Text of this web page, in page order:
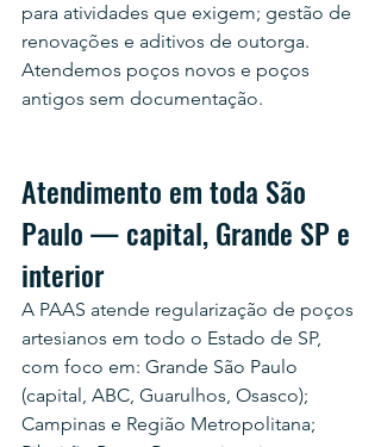
para atividades que exigem; gestão de
renovações e aditivos de outorga.
Atendemos poços novos e poços
antigos sem documentação.
Atendimento em toda São
Paulo — capital, Grande SP e
interior
A PAAS atende regularização de poços
artesianos em todo o Estado de SP,
com foco em: Grande São Paulo
(capital, ABC, Guarulhos, Osasco);
Campinas e Região Metropolitana;